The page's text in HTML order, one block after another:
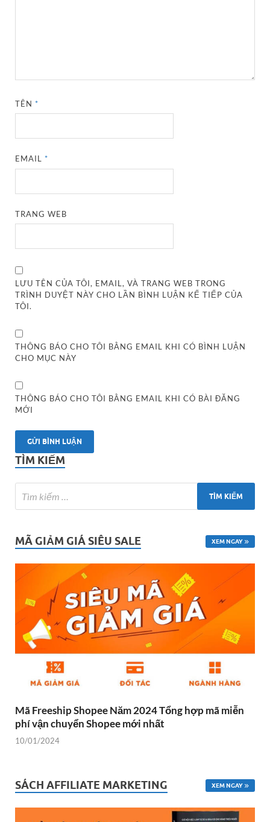
TÊN*
EMAIL*
TRANG WEB
LƯU TÊN CỦA TÔI, EMAIL, VÀ TRANG WEB TRONG
TRÌNH DUYỆT NÀY CHO LẦN BÌNH LUẬN KẾ TIẾP CỦA
TÔI.
THÔNG BÁO CHO TÔI BẰNG EMAIL KHI CÓ BÌNH LUẬN
CHO MỤC NÀY
THÔNG BÁO CHO TÔI BẰNG EMAIL KHI CÓ BÀI ĐĂNG
MỚI
TÌM KIẾM
MÃ GIẢM GIÁ SIÊU SALE XEM NGAY
Mã Freeship Shopee Năm 2024 Tổng hợp mã miễn
phí vận chuyển Shopee mới nhất
10/01/2024
SÁCH AFFILIATE MARKETING XEM NGAY